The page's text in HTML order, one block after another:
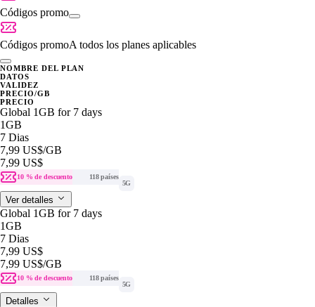
Códigos promo
Códigos promoA todos los planes aplicables
NOMBRE DEL PLAN
DATOS
VALIDEZ
PRECIO/GB
PRECIO
Global 1GB for 7 days
1GB
7 Dias
7,99 US$/GB
7,99 US$
10 % de descuento
118 países
5G
Ver detalles
Global 1GB for 7 days
1GB
7 Dias
7,99 US$
7,99 US$/GB
10 % de descuento
118 países
5G
Detalles